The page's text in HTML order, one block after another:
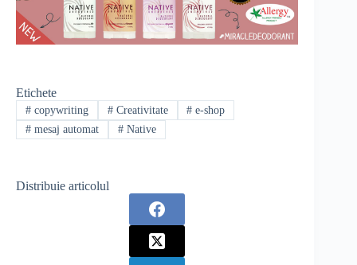
Etichete
#copywriting #Creativitate # e-shop
#mesaj automat #Native
Distribuie articolul